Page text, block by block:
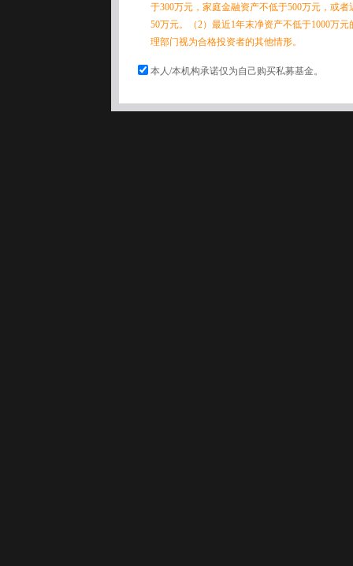
于300万元，家庭金融资产不低于500万元，或
50万元。（2）最近1年末净资产不低于1000万
理部门视为合格投资者的其他情形。
本人/本机构承诺仅为自己购买私募基金。